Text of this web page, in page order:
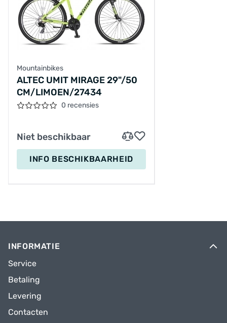
Mountainbikes
ALTEC UMIT MIRAGE 29"/50
CM/LIMOEN/27434
0 recensies
Niet beschikbaar
INFO BESCHIKBAARHEID
INFORMATIE
Service
Betaling
Levering
Contacten